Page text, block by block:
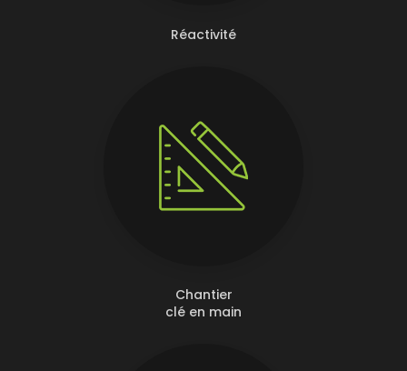
Réactivité
Chantier
clé en main